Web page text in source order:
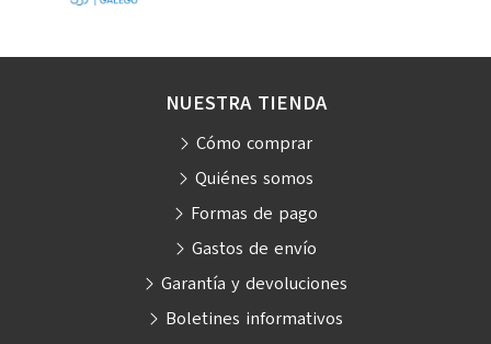
NUESTRA TIENDA
Cómo comprar
Quiénes somos
Formas de pago
Gastos de envío
Garantía y devoluciones
Boletines informativos